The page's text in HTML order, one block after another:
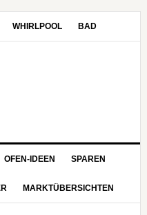
WHIRLPOOL BAD
OFEN-IDEEN SPAREN
MARKTÜBERSICHTEN